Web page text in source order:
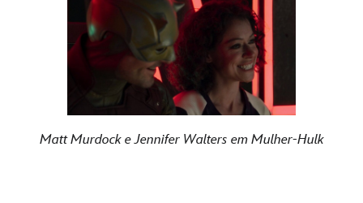
Matt Murdock e Jennifer Walters em Mulher-Hulk